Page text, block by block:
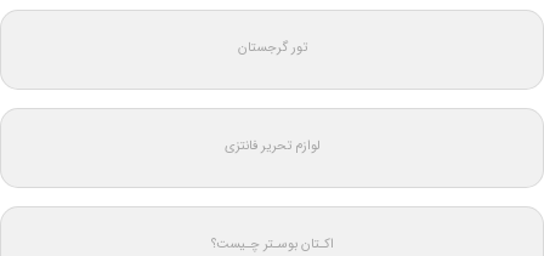
تور گرجستان
لوازم تحریر فانتزی
اکـتان بوسـتر چـیست؟